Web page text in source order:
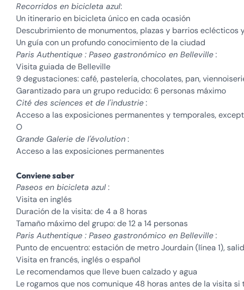
Recorridos en bicicleta azul:
Un itinerario en bicicleta único en cada ocasión
Descubrimiento de monumentos, plazas y barrios eclécticos
Un guía con un profundo conocimiento de la ciudad
Paris Authentique : Paseo gastronómico en Belleville:
Visita guiada de Belleville
9 degustaciones: café, pastelería, chocolates, pan,
Garantizado para un grupo reducido: 6 personas máximo
Cité des sciences et de l'industrie:
Acceso a las exposiciones permanentes y temporales,
O
Grande Galerie de l'évolution:
Acceso a las exposiciones permanentes
Conviene saber
Paseos en bicicleta azul:
Visita en inglés
Duración de la visita: de 4 a 8 horas
Tamaño máximo del grupo: de 12 a 14 personas
Paris Authentique : Paseo gastronómico en Belleville:
Punto de encuentro: estación de metro Jourdain (línea 1),
Visita en francés, inglés o español
Le recomendamos que lleve buen calzado y agua
Le rogamos que nos comunique 48 horas antes de la visita